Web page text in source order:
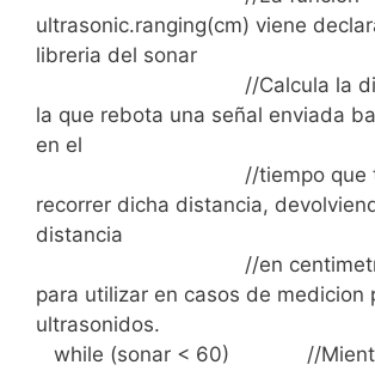
ultrasonic.ranging(cm) viene
libreria del sonar
//Calcula la
la que rebota una señal enviada
en el
//tiempo que
recorrer dicha distancia,
distancia
//en centimetros,
para utilizar en casos de medicion
ultrasonidos.
while (sonar < 60) //